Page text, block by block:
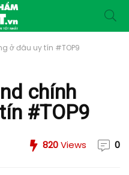
ở đâu uy tín #TOP9
chính
#TOP9
820Views 0